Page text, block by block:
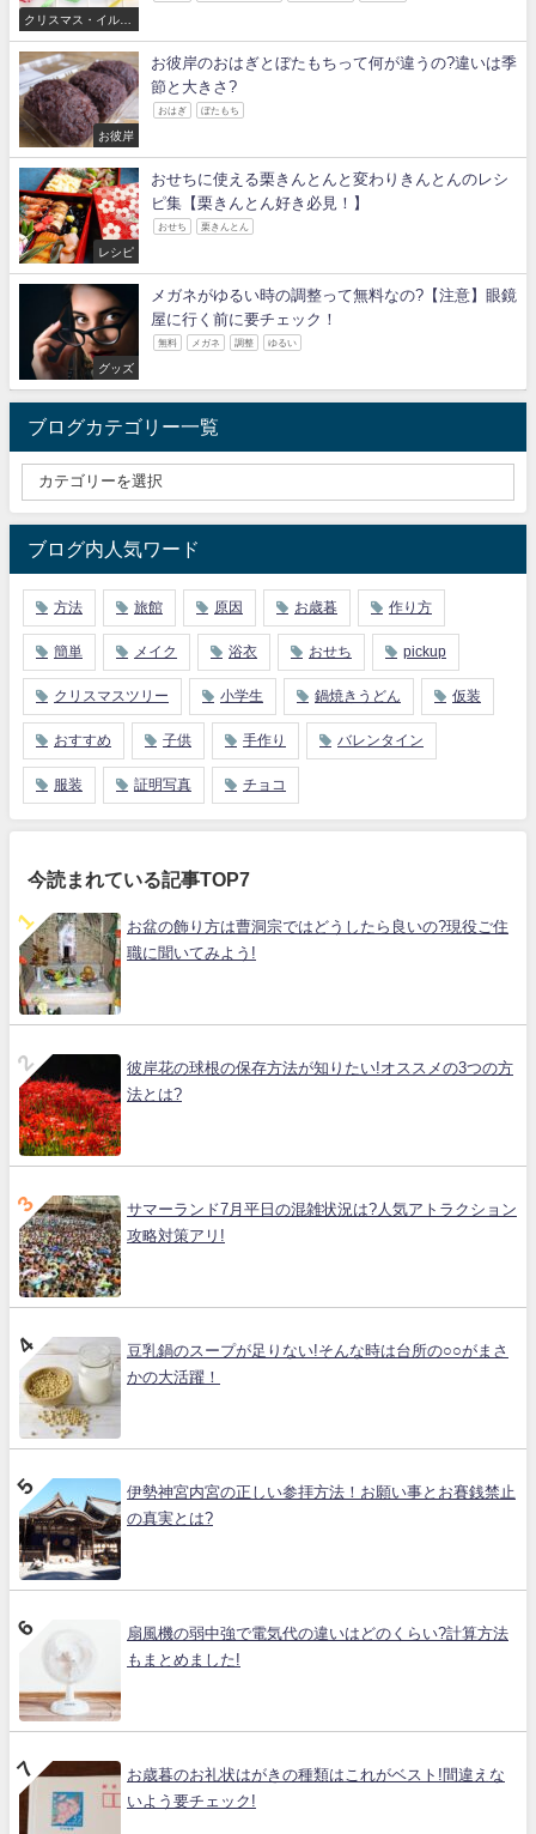
クリスマス・イルミ
お彼岸
お彼岸のおはぎとぼたもちって何が違うの?違いは季
節と大きさ?
おはぎ ぼたもち
レシピ
おせちに使える栗きんとんと変わりきんとんのレシ
ピ集【栗きんとん好き必見！】
おせち 栗きんとん
グッズ
メガネがゆるい時の調整って無料なの?【注意】眼鏡
屋に行く前に要チェック！
無料 メガネ 調整 ゆるい
ブログカテゴリー一覧
ブログ内人気ワード
方法 旅館 原因 お歳暮 作り方
簡単 メイク 浴衣 おせち pickup
クリスマスツリー 小学生 鍋焼きうどん 仮装
おすすめ 子供 手作り バレンタイン
服装 証明写真 チョコ
今読まれている記事TOP7
お盆の飾り方は曹洞宗ではどうしたら良いの?現役ご住
職に聞いてみよう!
彼岸花の球根の保存方法が知りたい!オススメの3つの方
法とは?
サマーランド7月平日の混雑状況は?人気アトラクション
攻略対策アリ!
豆乳鍋のスープが足りない!そんな時は台所の○○がまさ
かの大活躍！
伊勢神宮内宮の正しい参拝方法！お願い事とお賽銭禁止
の真実とは?
扇風機の弱中強で電気代の違いはどのくらい?計算方法
もまとめました!
お歳暮のお礼状はがきの種類はこれがベスト!間違えな
いよう要チェック!